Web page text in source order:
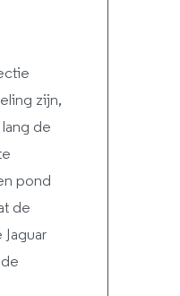
zijn,
de
pond
de